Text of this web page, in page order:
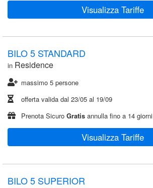
Visualizza Tariffe
BILO 5 STANDARD
in Residence
massimo 5 persone
offerta valida dal 23/05 al 19/09
Prenota Sicuro Gratis annulla fino a 14 giorni
Visualizza Tariffe
BILO 5 SUPERIOR